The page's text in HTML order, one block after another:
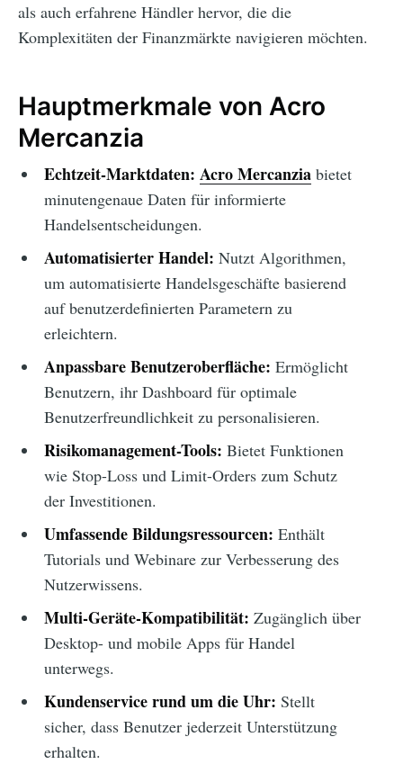
als auch erfahrene Händler hervor, die die
Komplexitäten der Finanzmärkte navigieren möchten.
Hauptmerkmale von Acro
Mercanzia
Echtzeit-Marktdaten: Acro Mercanziabietet
minutengenaue Daten für informierte
Handelsentscheidungen.
Automatisierter Handel: Nutzt Algorithmen,
um automatisierte Handelsgeschäfte basierend
auf benutzerdefinierten Parametern zu
erleichtern.
Anpassbare Benutzeroberfläche: Ermöglicht
Benutzern, ihr Dashboard für optimale
Benutzerfreundlichkeit zu personalisieren.
Risikomanagement-Tools: Bietet Funktionen
wie Stop-Loss und Limit-Orders zum Schutz
der Investitionen.
Umfassende Bildungsressourcen: Enthält
Tutorials und Webinare zur Verbesserung des
Nutzerwissens.
Multi-Geräte-Kompatibilität: Zugänglich über
Desktop- und mobile Apps für Handel
unterwegs.
Kundenservice rund um die Uhr: Stellt
sicher, dass Benutzer jederzeit Unterstützung
erhalten.